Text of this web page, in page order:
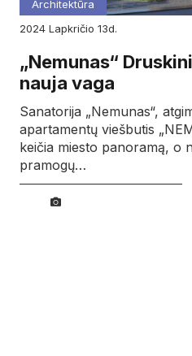
Architektūra
2024
lapkričio 13d.
„Nemunas“
nauja vaga
Sanatorija „Nemunas“,
apartamentų viešbutis
keičia miesto panoramą, o
pramogų…